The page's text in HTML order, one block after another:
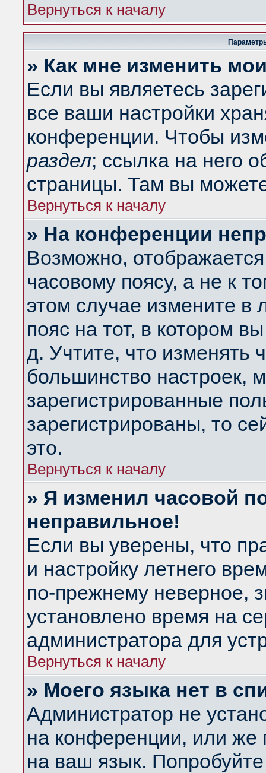
Вернуться к началу
» Как мне изменить
Если вы являетесь
все ваши настройки
конференции. Чтобы
раздел; ссылка на него
страницы. Там вы
Вернуться к началу
» На конференции
Возможно,
часовому поясу, а не к
этом случае измените в
пояс на тот, в котором
д. Учтите, что изменять
большинство настроек,
зарегистрированные
зарегистрированы, то
это.
Вернуться к началу
» Я изменил часовой
неправильное!
Если вы уверены, что
и настройку летнего
по-прежнему неверное,
установлено время на
администратора для
Вернуться к началу
» Моего языка нет в
Администратор не
на конференции, или же
на ваш язык.